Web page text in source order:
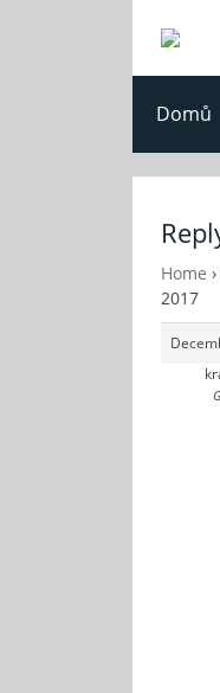
Domů
Home ›
2017